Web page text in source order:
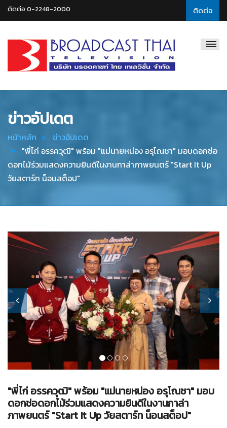
ติดต่อ
ติดต่อ 0-2248-2000
Thai
ข่าวอัปเดต
หน้าหลัก
ข่าวอัปเดต
"พี่ไก่ อรรควุฒิ" พร้อม "แม่นายหน่อง อรุโณชา" มอบดอกช่อ
ดอกไม้ร่วมแสดงความยินดีในงานกาล่าภาพยนตร์ "Start It Up
วัยสตาร์ท น็อนสต็อป"
"พี่ไก่ อรรควุฒิ" พร้อม "แม่นายหน่อง อรุโณชา" มอบ
ดอกช่อดอกไม้ร่วมแสดงความยินดีในงานกาล่า
ภาพยนตร์ "Start It Up วัยสตาร์ท น็อนสต็อป"